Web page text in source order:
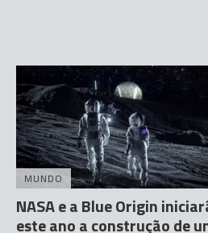
MUNDO
NASA e a Blue Origin
este ano a construção de